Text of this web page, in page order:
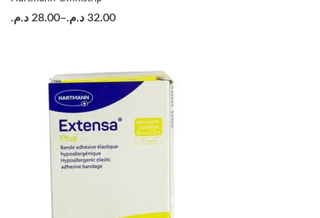
28.00 د.م. – 32.00 د.م.